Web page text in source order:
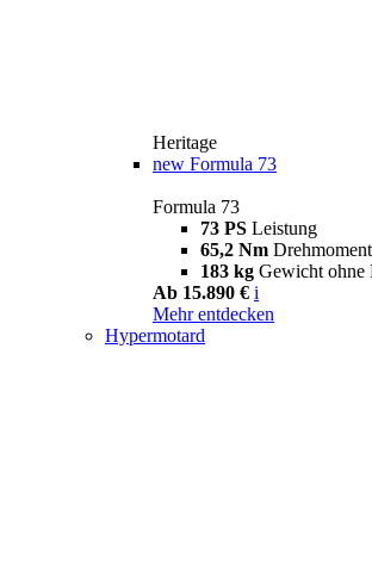
Heritage
new Formula 73
Formula 73
73 PS Leistung
65,2 Nm Drehmoment
183 kg Gewicht ohne
Ab 15.890 € i
Mehr entdecken
Hypermotard